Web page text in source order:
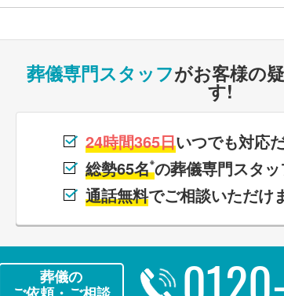
葬儀専門スタッフがお客様の
す!
24時間365日いつでも対応
総勢65名※の葬儀専門スタ
通話無料でご相談いただけ
葬儀の